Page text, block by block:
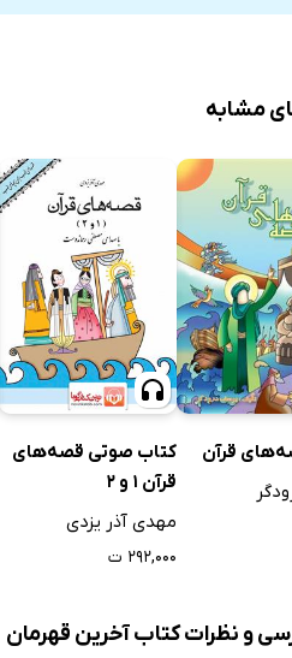
مشابه
قرآن
کتاب صوتی قصه‌های
قرآن 1 و 2
مهدی آذر یزدی
۲۹۲,۰۰۰ ت
و نظرات کتاب آخرین قهرمان